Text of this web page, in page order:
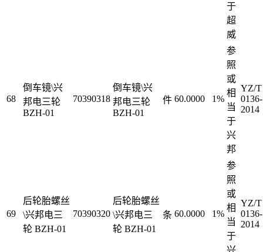
于
超
威
68
倒车镜\兴
邦电三轮
BZH-01
70390318
倒车镜\兴
邦电三轮
BZH-01
件 60.0000 1%
参
照
或
相
当
于
兴
邦
YZ/T
0136-
2014
69
后轮胎螺丝
\兴邦电三
轮 BZH-01
70390320
后轮胎螺丝
\兴邦电三
轮 BZH-01
条 60.0000 1%
参
照
或
相
当
于
兴
YZ/T
0136-
2014